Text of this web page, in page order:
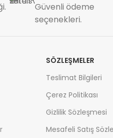
Güvenli ödeme
seçenekleri.
SÖZLEŞMELER
Teslimat Bilgileri
Çerez Politikası
Gizlilik Sözleşmesi
Mesafeli Satış